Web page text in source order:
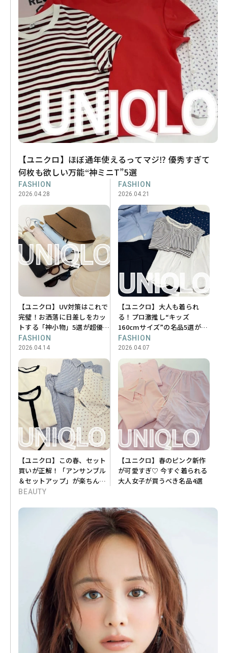
【ユニクロ】ほぼ通年使えるってマジ⁉ 優秀すぎて
何枚も欲しい万能“神ミニT”5選
FASHION
2026.04.28
【ユニクロ】UV対策はこれで
完璧！お洒落に日差しをカッ
トする「神小物」5選が超優秀
♡
FASHION
2026.04.21
【ユニクロ】大人も着られ
る！プロ激推し“キッズ
160cmサイズ”の名品5選が優
秀すぎた♡
FASHION
2026.04.14
【ユニクロ】この春、セット
買いが正解！「アンサンブル
＆セットアップ」が楽ちん＆
洒落見えで優秀すぎる♡
FASHION
2026.04.07
【ユニクロ】春のピンク新作
が可愛すぎ♡ 今すぐ着られる
大人女子が買うべき名品4選
BEAUTY